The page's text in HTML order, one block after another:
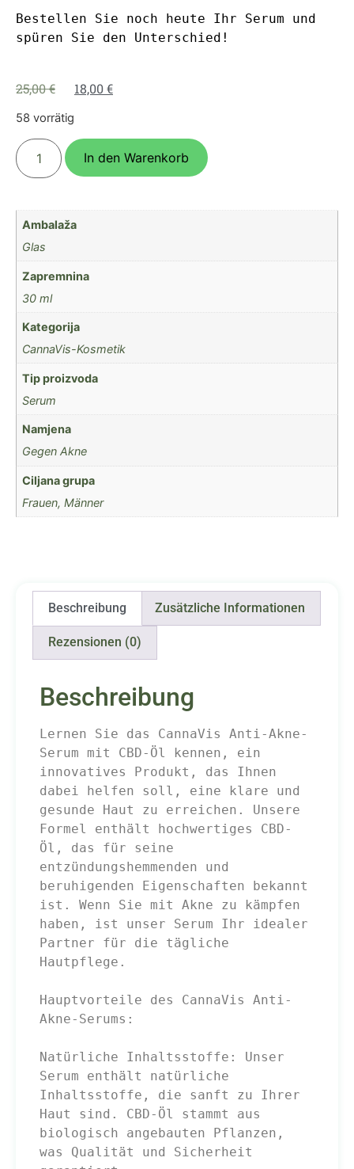
Bestellen Sie noch heute Ihr Serum und
spüren Sie den Unterschied!
25,00€ 18,00€
58 vorrätig
In den Warenkorb
Ambalaža
Glas
Zapremnina
30 ml
Kategorija
CannaVis-Kosmetik
Tip proizvoda
Serum
Namjena
Gegen Akne
Ciljana grupa
Frauen, Männer
Beschreibung Zusätzliche Informationen
Rezensionen (0)
Beschreibung
Lernen Sie das CannaVis Anti-Akne-
Serum mit CBD-Öl kennen, ein
innovatives Produkt, das Ihnen
dabei helfen soll, eine klare und
gesunde Haut zu erreichen. Unsere
Formel enthält hochwertiges CBD-
Öl, das für seine
entzündungshemmenden und
beruhigenden Eigenschaften bekannt
ist. Wenn Sie mit Akne zu kämpfen
haben, ist unser Serum Ihr idealer
Partner für die tägliche
Hautpflege.
Hauptvorteile des CannaVis Anti-
Akne-Serums:
Natürliche Inhaltsstoffe: Unser
Serum enthält natürliche
Inhaltsstoffe, die sanft zu Ihrer
Haut sind. CBD-Öl stammt aus
biologisch angebauten Pflanzen,
was Qualität und Sicherheit